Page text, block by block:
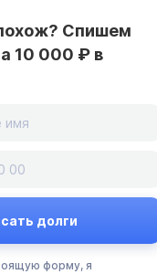
Спишем
10 000 ₽ в
форму, я